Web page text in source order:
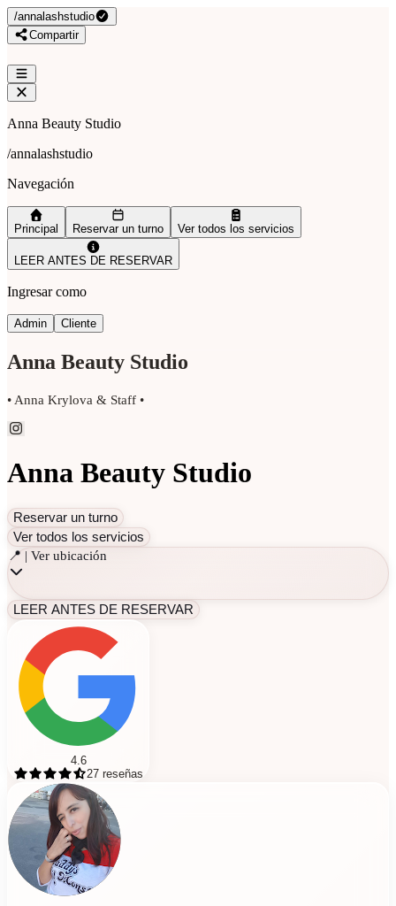
/annalashstudio
Compartir
Anna Beauty Studio
/annalashstudio
Navegación
Principal Reservar un turno Ver todos los servicios
LEER ANTES DE RESERVAR
Ingresar como
Admin Cliente
Anna Beauty Studio
• Anna Krylova & Staff •
Anna Beauty Studio
Reservar un turno
Ver todos los servicios
📍 | Ver ubicación
LEER ANTES DE RESERVAR
4.6
27 reseñas